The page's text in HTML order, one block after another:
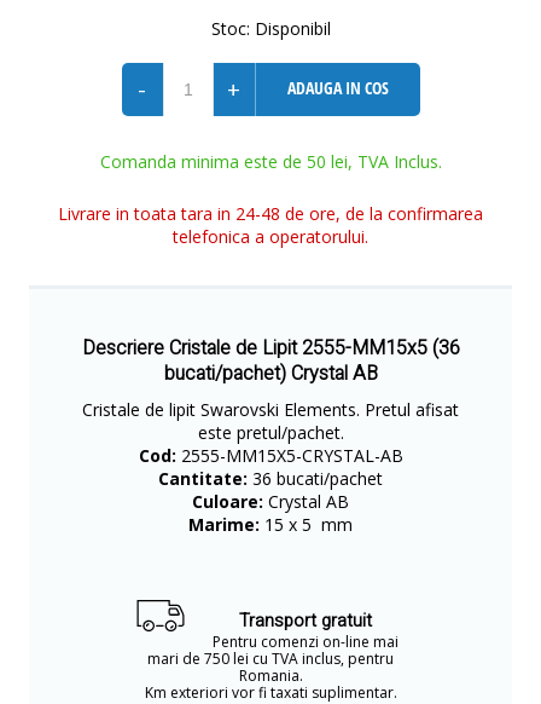
Stoc: Disponibil
- + ADAUGA IN COS
Comanda minima este de 50 lei, TVA Inclus.
Livrare in toata tara in 24-48 de ore, de la confirmarea
telefonica a operatorului.
Descriere Cristale de Lipit 2555-MM15x5 (36
bucati/pachet) Crystal AB
​Cristale de lipit Swarovski Elements. Pretul afisat
este pretul/pachet.
Cod: 2555-MM15X5-CRYSTAL-AB
Cantitate: 36 bucati/pachet
Culoare: Crystal AB
Marime: 15 x 5 mm
Transport gratuit
Pentru comenzi on-line mai
mari de 750 lei cu TVA inclus, pentru
Romania.
Km exteriori vor fi taxati suplimentar.